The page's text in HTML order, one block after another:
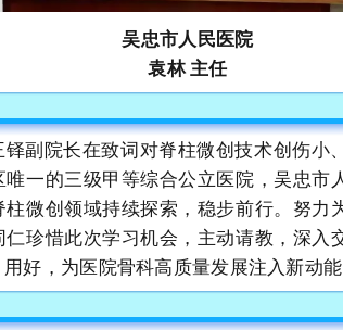
吴忠市人民医院
袁林 主任
副院长在致词对脊柱微创技术创伤小
一的三级甲等综合公立医院，吴忠市
微创领域持续探索，稳步前行。努力
仁珍惜此次学习机会，主动请教，深入
好，为医院骨科高质量发展注入新动能